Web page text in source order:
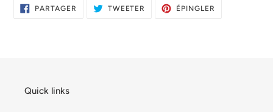
PARTAGER PARTAGERTWEETER TWEETERÉPINGLER
Quick links